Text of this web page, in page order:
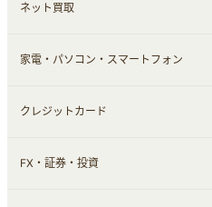
スーツ・フォーマル
お酒
食材宅配
ウォーターサーバー
ヘアケア
エステ・サロン
メンズ美容
すべて見る
スポーツ・フィットネス
日用品・薬局・からだ
ネット買取
すべて見る
ネット買取
家電・パソコン・スマートフォン
すべて見る
家電・パソコン・ソフトウェア
クレジットカード
すべて見る
FX・証券・投資